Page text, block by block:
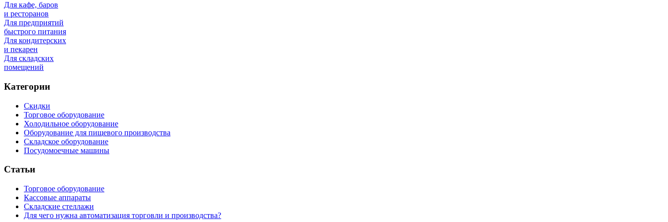
Для кафе, баров
и ресторанов
Для предприятий
быстрого питания
Для кондитерских
и пекарен
Для складских
помещений
Категории
Скидки
Торговое оборудование
Холодильное оборудование
Оборудование для пищевого производства
Складское оборудование
Посудомоечные машины
Статьи
Торговое оборудование
Кассовые аппараты
Складские стеллажи
Для чего нужна автоматизация торговли и производства?